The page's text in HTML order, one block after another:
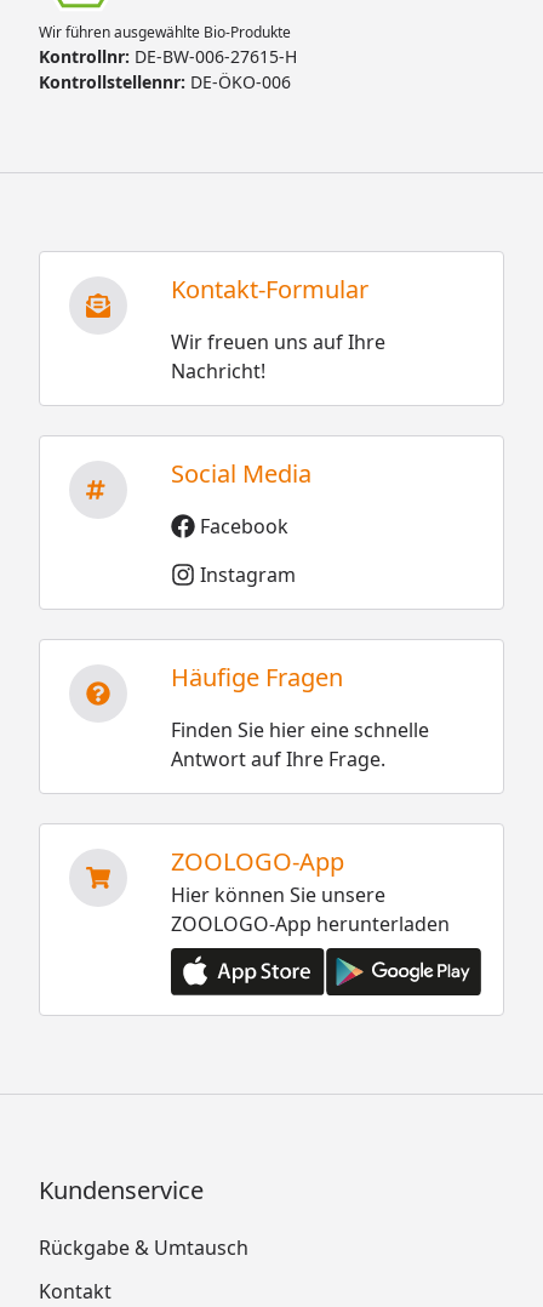
Wir führen ausgewählte Bio-Produkte
Kontrollnr: DE-BW-006-27615-H
Kontrollstellennr: DE-ÖKO-006
Kontakt-Formular
Wir freuen uns auf Ihre
Nachricht!
Social Media
Facebook
Instagram
Häufige Fragen
Finden Sie hier eine schnelle
Antwort auf Ihre Frage.
ZOOLOGO-App
Hier können Sie unsere
ZOOLOGO-App herunterladen
Kundenservice
Rückgabe & Umtausch
Kontakt